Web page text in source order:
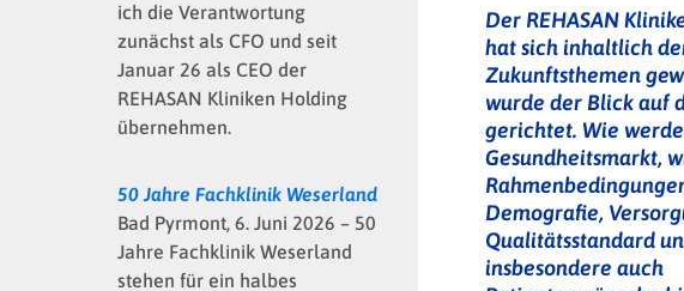
Der REHASAN
hat sich inhaltlich
Zukunftsthemen
wurde der Blick auf
gerichtet. Wie
Gesundheitsmarkt,
Demografie,
Qualitätsstandard
insbesondere auch
ich die Verantwortung
zunächst als CFO und seit
Januar 26 als CEO der
REHASAN Kliniken Holding
übernehmen.
50 Jahre Fachklinik Weserland
Bad Pyrmont, 6. Juni 2026 – 50
Jahre Fachklinik Weserland
stehen für ein halbes